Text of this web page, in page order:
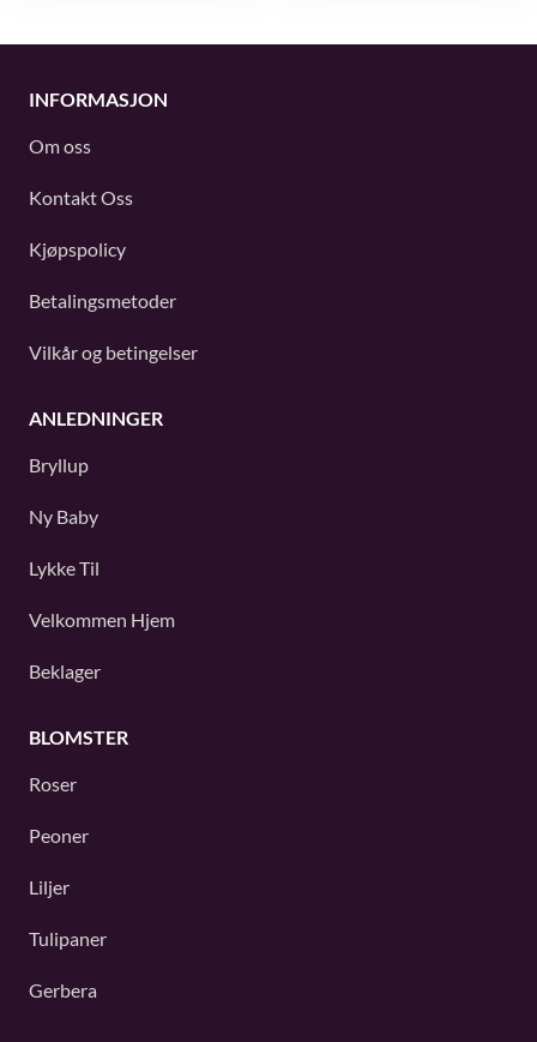
INFORMASJON
Om oss
Kontakt Oss
Kjøpspolicy
Betalingsmetoder
Vilkår og betingelser
ANLEDNINGER
Bryllup
Ny Baby
Lykke Til
Velkommen Hjem
Beklager
BLOMSTER
Roser
Peoner
Liljer
Tulipaner
Gerbera